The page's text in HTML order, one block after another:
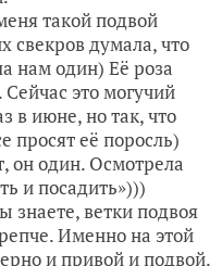
такой подвой
свекров думала, что
нам один) Еë роза
это могучий
в июне, но так, что
просят еë поросль)
он один. Осмотрела
и посадить»)))
знаете, ветки подвоя
Именно на этой
и привой и подвой.